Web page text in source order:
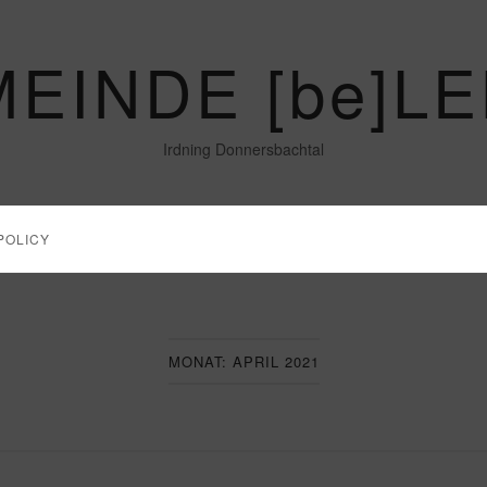
Irdning Donnersbachtal
MONAT: APRIL 2021